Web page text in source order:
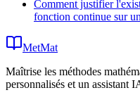
Comment justifier
fonction continue sur
MetMat
Maîtrise les méthodes
personnalisés et un assistant